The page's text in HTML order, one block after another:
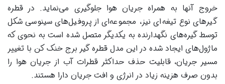
خروج آنها به همراه جریان هوا جلوگیری می‌نماید. در قطره
گیرهای نوع تیغه‌ای نیز، مجموعه‌ای از پروفیل‌های سینوسی شکل
توسط گیره‌های نگهدارنده به یکدیگر متصل شده است به نحوی که
ماژول‌های ایجاد شده در این مدل قطره گیر برج خنک کن با تغییر
مسیر جریان، قابلیت حذف حداکثر قطرات آب از جریان هوا را
بدون صرف هزینه زیاد در انرژی و افت جریان دارا هستند.